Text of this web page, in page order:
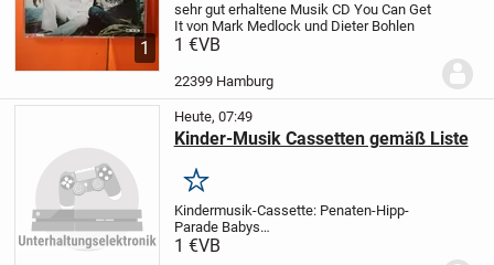
1
sehr gut erhalteneMusik CD You Can Get
ItvonMark Medlock und Dieter Bohlen
1 €VB
22399 Hamburg
Heute, 07:49
Kinder-Musik Cassetten gemäß Liste
Merken
Kindermusik-Cassette: Penaten-Hipp-
Parade Babys
Einschlafmusik
1 €VB